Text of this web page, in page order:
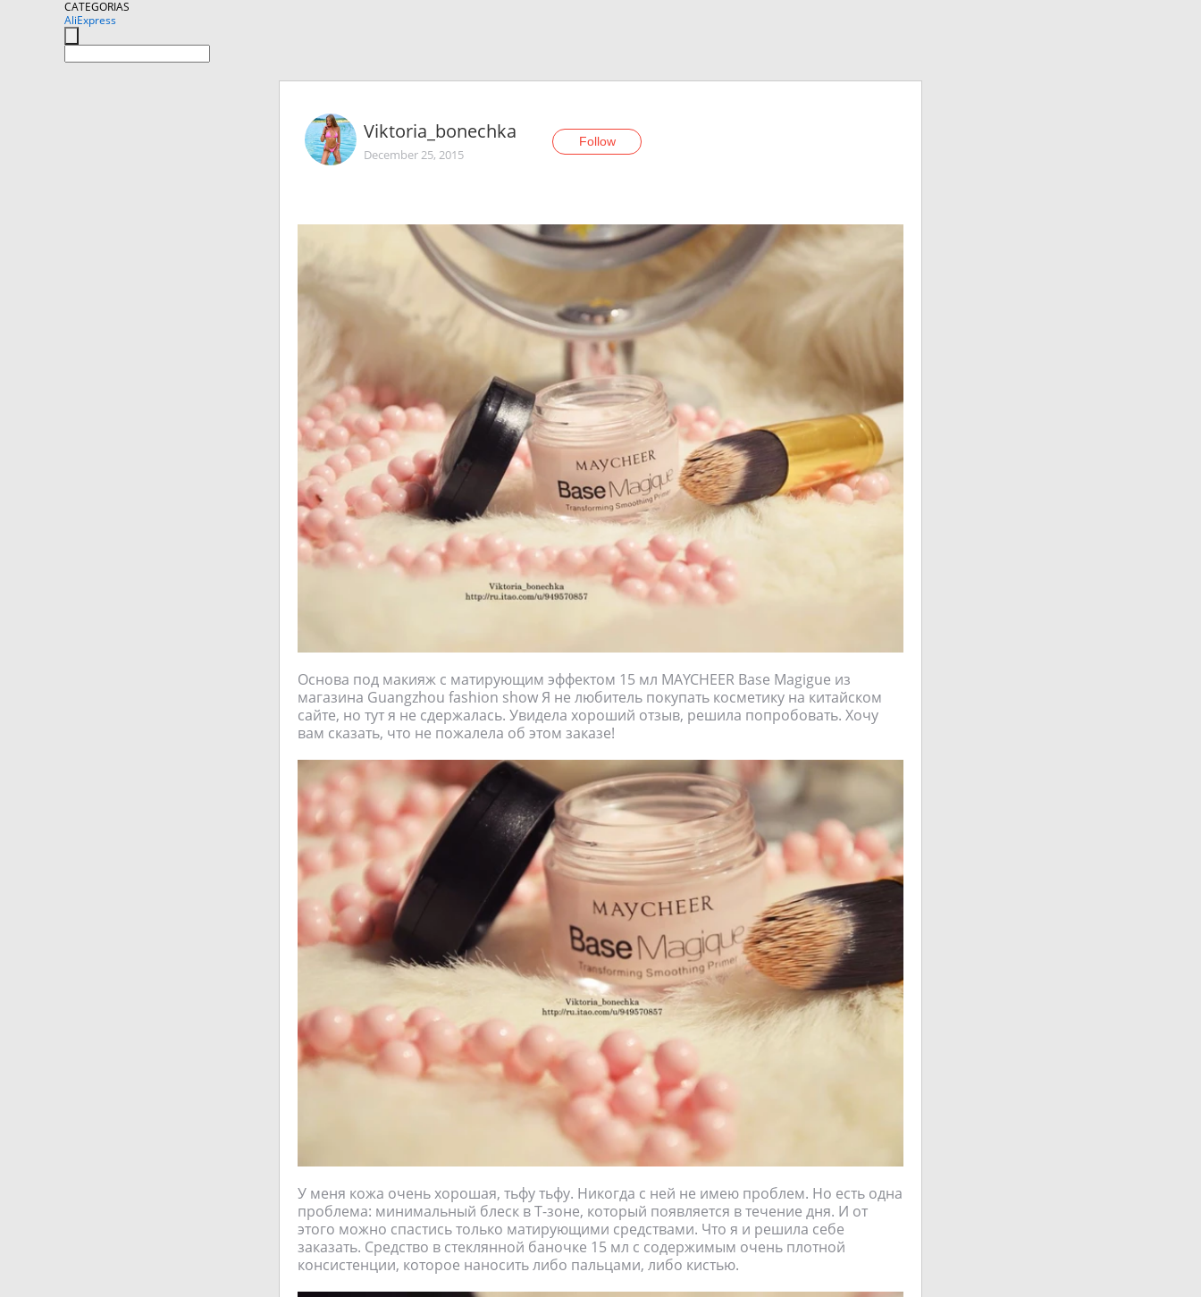
CATEGORIAS
AliExpress
Viktoria_bonechka
December 25, 2015
Follow
Основа под макияж с матирующим эффектом 15 мл MAYCHEER Base Magigue из
магазина Guangzhou fashion show Я не любитель покупать косметику на китайском
сайте, но тут я не сдержалась. Увидела хороший отзыв, решила попробовать. Хочу
вам сказать, что не пожалела об этом заказе!
У меня кожа очень хорошая, тьфу тьфу. Никогда с ней не имею проблем. Но есть одна
проблема: минимальный блеск в Т-зоне, который появляется в течение дня. И от
этого можно спастись только матирующими средствами. Что я и решила себе
заказать. Средство в стеклянной баночке 15 мл с содержимым очень плотной
консистенции, которое наносить либо пальцами, либо кистью.